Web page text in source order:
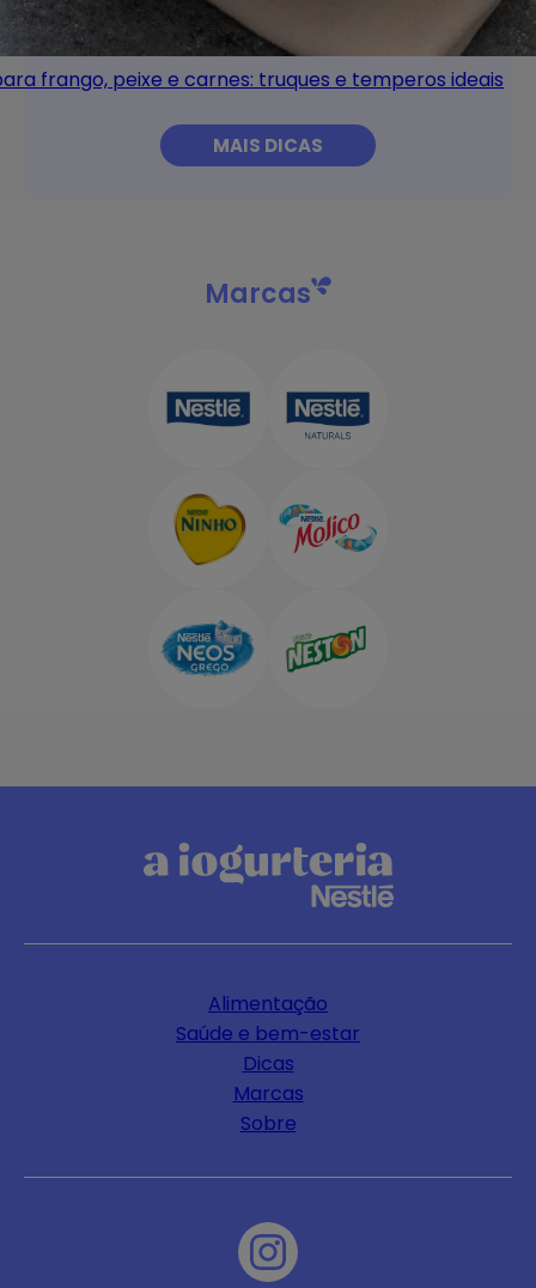
frango, peixe e carnes: truques e temperos ideais
MAIS DICAS
Marcas
Alimentação
Saúde e bem-estar
Dicas
Marcas
Sobre